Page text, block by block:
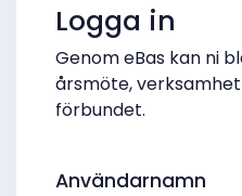
Logga in
Genom eBas kan ni
årsmöte,
förbundet.
Användarnamn